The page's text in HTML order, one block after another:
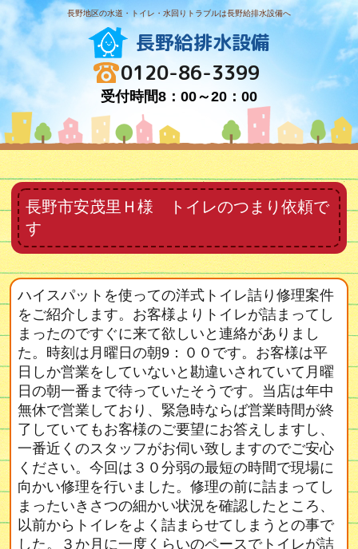
長野地区の水道・トイレ・水回りトラブルは長野給排水設備へ
長野給排水設備
0120-86-3399
受付時間8：00～20：00
長野市安茂里Ｈ様 トイレのつまり依頼で
す
ハイスパットを使っての洋式トイレ詰り修理案件
をご紹介します。お客様よりトイレが詰まってし
まったのですぐに来て欲しいと連絡がありまし
た。時刻は月曜日の朝9：００です。お客様は平
日しか営業をしていないと勘違いされていて月曜
日の朝一番まで待っていたそうです。当店は年中
無休で営業しており、緊急時ならば営業時間が終
了していてもお客様のご要望にお答えしますし、
一番近くのスタッフがお伺い致しますのでご安心
ください。今回は３０分弱の最短の時間で現場に
向かい修理を行いました。修理の前に詰まってし
まったいきさつの細かい状況を確認したところ、
以前からトイレをよく詰まらせてしまうとの事で
した。３か月に一度くらいのペースでトイレが詰